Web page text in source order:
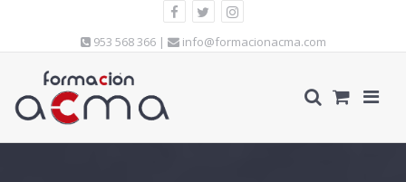
953 568 366 | info@formacionacma.com